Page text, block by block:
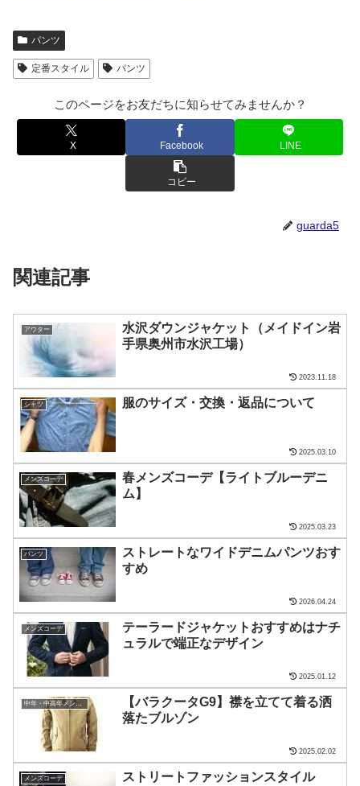
パンツ
定番スタイル パンツ
このページをお友だちに知らせてみませんか？
X Facebook LINE
コピー
guarda5
関連記事
アウター
水沢ダウンジャケット（メイドイン岩
手県奥州市水沢工場）
2023.11.18
シャツ 服のサイズ・交換・返品について
2025.03.10
メンズコーデ
春メンズコーデ【ライトブルーデニ
ム】
2025.03.23
パンツ
ストレートなワイドデニムパンツおす
すめ
2026.04.24
メンズコーデ
テーラードジャケットおすすめはナチ
ュラルで端正なデザイン
2025.01.12
中年・中高年メンズ・ファッション
【バラクータG9】襟を立てて着る洒
落たブルゾン
2025.02.02
メンズコーデ ストリートファッションスタイル